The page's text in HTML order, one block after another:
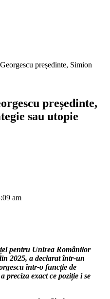
președinte, Simion
președinte,
sau utopie
am
pentru Unirea Românilor
2025, a declarat într-un
într-o funcție de
preciza exact ce poziție i se